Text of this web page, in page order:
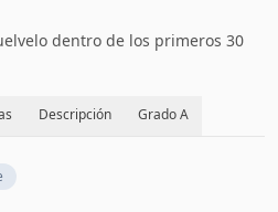
dentro de los primeros 30
Descripción Grado A